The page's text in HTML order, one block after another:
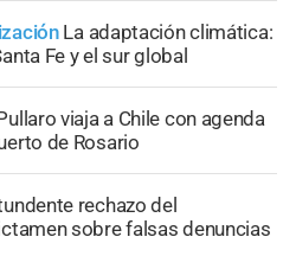
La adaptación climática:
Fe y el sur global
viaja a Chile con agenda
de Rosario
rechazo del
sobre falsas denuncias